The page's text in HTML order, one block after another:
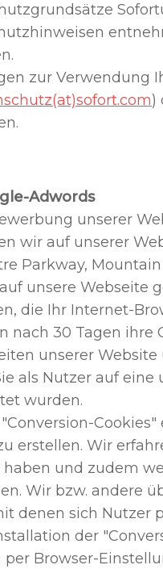
zur Verwendung
)
Adwords
unserer
wir auf unserer
Parkway, Mountain
unsere Webseite
die Ihr Internet-
nach 30 Tagen
unserer
als Nutzer auf
wurden.
erstellen. Wir
und zudem
Wir bzw. andere
denen sich Nutzer
der
Browser-